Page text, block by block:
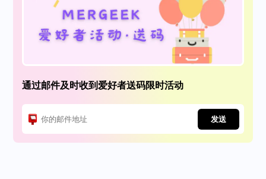
通过邮件及时收到爱好者送码限时活动
发送